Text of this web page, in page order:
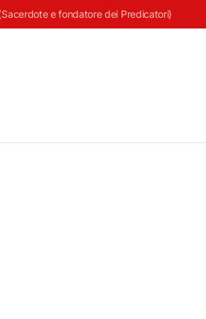
Sacerdote e fondatore dei Predicatori)